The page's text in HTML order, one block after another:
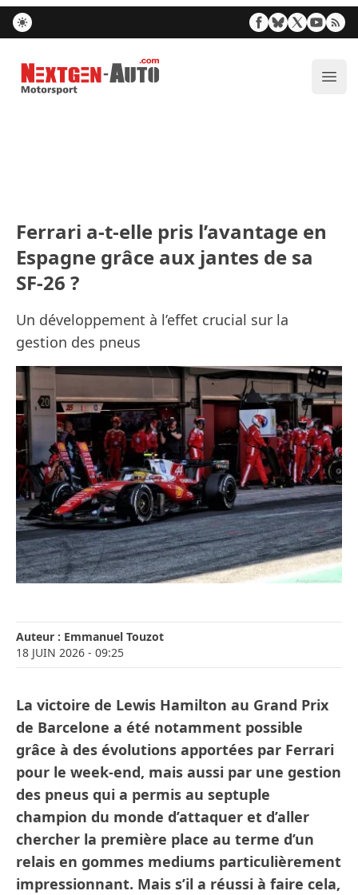
Nextgen-Auto.com
Ferrari a-t-elle pris l’avantage en
Espagne grâce aux jantes de sa
SF-26 ?
Un développement à l’effet crucial sur la
gestion des pneus
Auteur : Emmanuel Touzot
18 JUIN 2026 - 09:25
La victoire de Lewis Hamilton au Grand Prix
de Barcelone a été notamment possible
grâce à des évolutions apportées par Ferrari
pour le week-end, mais aussi par une gestion
des pneus qui a permis au septuple
champion du monde d’attaquer et d’aller
chercher la première place au terme d’un
relais en gommes mediums particulièrement
impressionnant. Mais s’il a réussi à faire cela,